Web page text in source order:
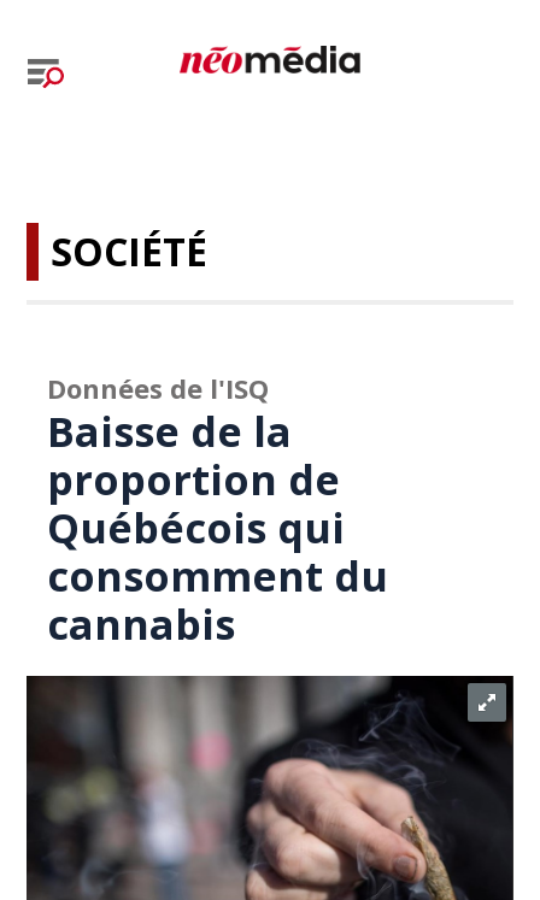
SOCIÉTÉ
Données de l'ISQ
Baisse de la
proportion de
Québécois qui
consomment du
cannabis